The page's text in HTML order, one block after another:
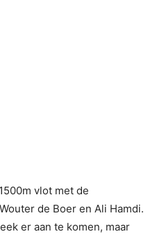
vlot met de
de Boer en Ali Hamdi.
er aan te komen, maar